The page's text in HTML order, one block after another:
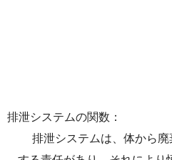
排泄システムの関数：
排泄システムは、体から